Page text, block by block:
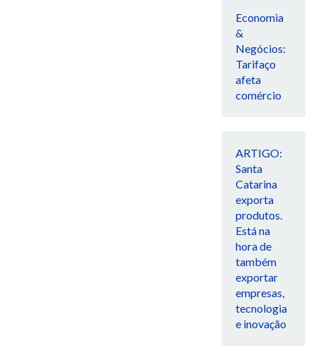
Economia
&
Negócios:
Tarifaço
afeta
comércio
ARTIGO:
Santa
Catarina
exporta
produtos.
Está na
hora de
também
exportar
empresas,
tecnologia
e inovação